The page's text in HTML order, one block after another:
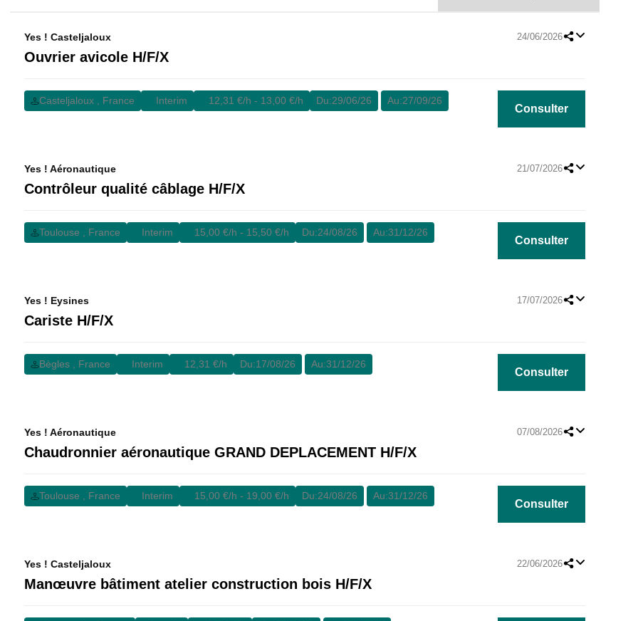
Yes ! Casteljaloux 24/06/2026
Ouvrier avicole H/F/X
Casteljaloux , France Interim 12,31 €/h - 13,00 €/h Du:29/06/26 Au:27/09/26
Consulter
Yes ! Aéronautique 21/07/2026
Contrôleur qualité câblage H/F/X
Toulouse , France Interim 15,00 €/h - 15,50 €/h Du:24/08/26 Au:31/12/26
Consulter
Yes ! Eysines 17/07/2026
Cariste H/F/X
Bègles , France Interim 12,31 €/h Du:17/08/26 Au:31/12/26
Consulter
Yes ! Aéronautique 07/08/2026
Chaudronnier aéronautique GRAND DEPLACEMENT H/F/X
Toulouse , France Interim 15,00 €/h - 19,00 €/h Du:24/08/26 Au:31/12/26
Consulter
Yes ! Casteljaloux 22/06/2026
Manœuvre bâtiment atelier construction bois H/F/X